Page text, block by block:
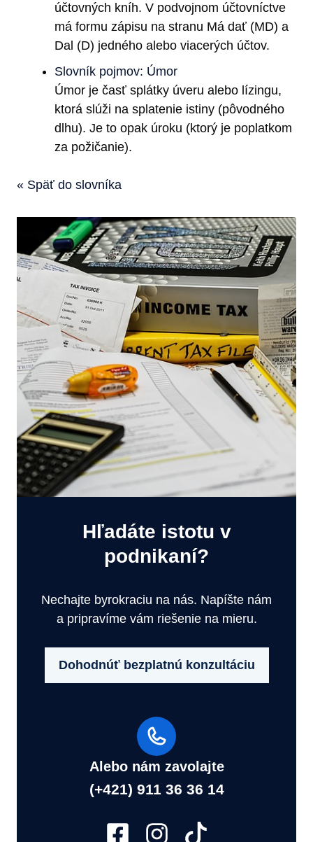
účtovných kníh. V podvojnom účtovníctve
má formu zápisu na stranu Má dať (MD) a
Dal (D) jedného alebo viacerých účtov.
Slovník pojmov: Úmor
Úmor je časť splátky úveru alebo lízingu,
ktorá slúži na splatenie istiny (pôvodného
dlhu). Je to opak úroku (ktorý je poplatkom
za požičanie).
« Späť do slovníka
Hľadáte istotu v
podnikaní?
Nechajte byrokraciu na nás. Napíšte nám
a pripravíme vám riešenie na mieru.
Dohodnúť bezplatnú konzultáciu
Alebo nám zavolajte
(+421) 911 36 36 14